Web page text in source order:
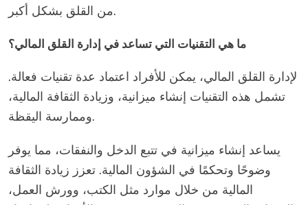
من القلق بشكل أكبر.
ما هي التقنيات التي تساعد في إدارة القلق المالي؟
لإدارة القلق المالي، يمكن للأفراد اعتماد عدة تقنيات فعالة.
تشمل هذه التقنيات إنشاء ميزانية، وزيادة الثقافة المالية،
وممارسة اليقظة.
يساعد إنشاء ميزانية في تتبع الدخل والنفقات، مما يوفر
وضوحًا وتحكمًا في الشؤون المالية. تعزز زيادة الثقافة
المالية من خلال موارد مثل الكتب، وورش العمل،